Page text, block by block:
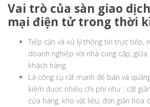
Vai trò của sàn giao
mại điện tử trong thời
Tiếp cận và xử lý thông tin trực tiếp,
doanh nghiệp với nhà cung cấp,
khách hàng.
Là công cụ rất mạnh để bán và
kiệm được nhiều chi phí như : cắt
cửa hàng, kho vật liệu, đơn giản hóa